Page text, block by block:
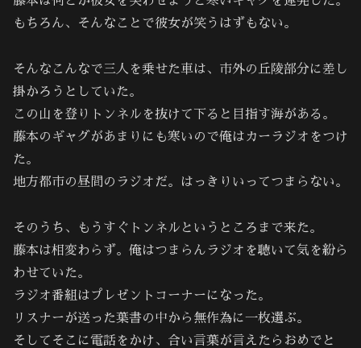
もちろん、そんなことで彼女が笑うはずもない。
そんなこんなで三人を乗せた車は、市外の丘陵部分に差し
掛かろうとしていた。
この山を登りトンネルを抜けて下ると目指す海がある。
藤本のギャグがあまりにも寒いので俺はカーラジオをつけ
た。
地方都市の昼間のラジオだ。はっきりいってつまらない。
そのうち、もうすぐトンネルというところまで来た。
藤本は相変わらず。俺はつまらんラジオを聴いて気を紛ら
わせていた。
ラジオ番組はプレゼントコーナーになった。
リスナーが送った葉書の中から無作為に一枚選ぶ。
そしてそこに電話をかけ、合い言葉が言えたらおめでと